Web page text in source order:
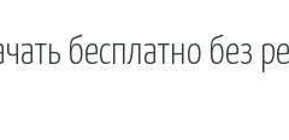
бесплатно без